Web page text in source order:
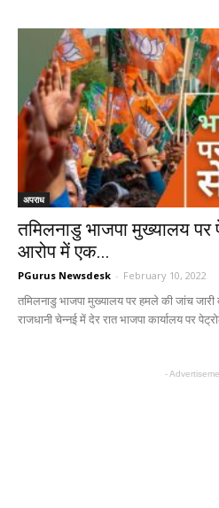
अपराध
तमिलनाडु भाजपा मुख्यालय
आरोप में एक...
PGurus Newsdesk - February 10, 2022
तमिलनाडु भाजपा मुख्यालय पर हमले की जांच
राजधानी चेन्नई में देर रात भाजपा कार्यालय पर
-